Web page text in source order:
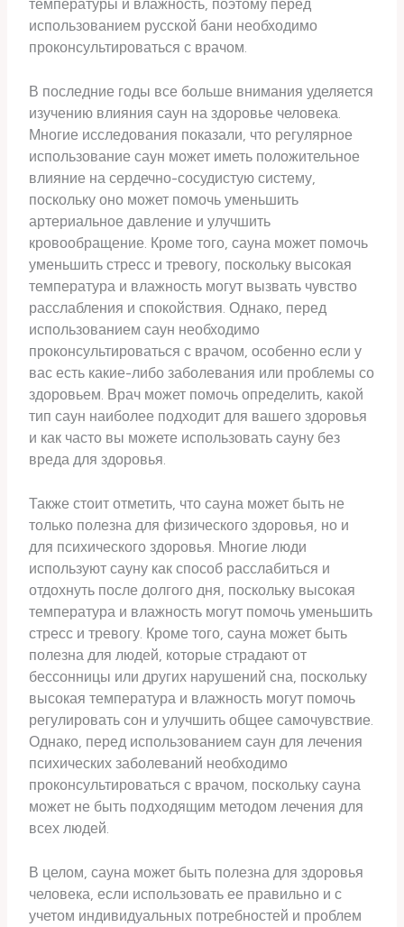
температуры и влажность, поэтому перед
использованием русской бани необходимо
проконсультироваться с врачом.
В последние годы все больше внимания уделяется
изучению влияния саун на здоровье человека.
Многие исследования показали, что регулярное
использование саун может иметь положительное
влияние на сердечно-сосудистую систему,
поскольку оно может помочь уменьшить
артериальное давление и улучшить
кровообращение. Кроме того, сауна может помочь
уменьшить стресс и тревогу, поскольку высокая
температура и влажность могут вызвать чувство
расслабления и спокойствия. Однако, перед
использованием саун необходимо
проконсультироваться с врачом, особенно если у
вас есть какие-либо заболевания или проблемы со
здоровьем. Врач может помочь определить, какой
тип саун наиболее подходит для вашего здоровья
и как часто вы можете использовать сауну без
вреда для здоровья.
Также стоит отметить, что сауна может быть не
только полезна для физического здоровья, но и
для психического здоровья. Многие люди
используют сауну как способ расслабиться и
отдохнуть после долгого дня, поскольку высокая
температура и влажность могут помочь уменьшить
стресс и тревогу. Кроме того, сауна может быть
полезна для людей, которые страдают от
бессонницы или других нарушений сна, поскольку
высокая температура и влажность могут помочь
регулировать сон и улучшить общее самочувствие.
Однако, перед использованием саун для лечения
психических заболеваний необходимо
проконсультироваться с врачом, поскольку сауна
может не быть подходящим методом лечения для
всех людей.
В целом, сауна может быть полезна для здоровья
человека, если использовать ее правильно и с
учетом индивидуальных потребностей и проблем